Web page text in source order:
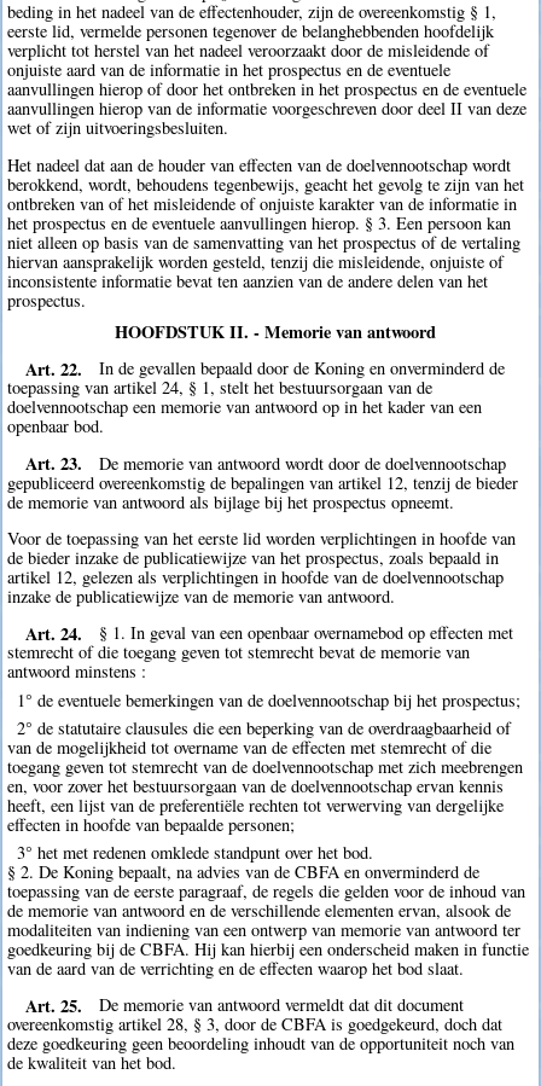
beding in het nadeel van de effectenhouder, zijn de overeenkomstig § 1,
eerste lid, vermelde personen tegenover de belanghebbenden hoofdelijk
verplicht tot herstel van het nadeel veroorzaakt door de misleidende of
onjuiste aard van de informatie in het prospectus en de eventuele
aanvullingen hierop of door het ontbreken in het prospectus en de eventuele
aanvullingen hierop van de informatie voorgeschreven door deel II van deze
wet of zijn uitvoeringsbesluiten.
Het nadeel dat aan de houder van effecten van de doelvennootschap wordt
berokkend, wordt, behoudens tegenbewijs, geacht het gevolg te zijn van het
ontbreken van of het misleidende of onjuiste karakter van de informatie in
het prospectus en de eventuele aanvullingen hierop. § 3. Een persoon kan
niet alleen op basis van de samenvatting van het prospectus of de vertaling
hiervan aansprakelijk worden gesteld, tenzij die misleidende, onjuiste of
inconsistente informatie bevat ten aanzien van de andere delen van het
prospectus.
HOOFDSTUK II. - Memorie van antwoord
Art. 22.
In de gevallen bepaald door de Koning en onverminderd de
toepassing van artikel 24, § 1, stelt het bestuursorgaan van de
doelvennootschap een memorie van antwoord op in het kader van een
openbaar bod.
Art. 23.
De memorie van antwoord wordt door de doelvennootschap
gepubliceerd overeenkomstig de bepalingen van artikel 12, tenzij de bieder
de memorie van antwoord als bijlage bij het prospectus opneemt.
Voor de toepassing van het eerste lid worden verplichtingen in hoofde van
de bieder inzake de publicatiewijze van het prospectus, zoals bepaald in
artikel 12, gelezen als verplichtingen in hoofde van de doelvennootschap
inzake de publicatiewijze van de memorie van antwoord.
Art. 24.
§ 1. In geval van een openbaar overnamebod op effecten met
stemrecht of die toegang geven tot stemrecht bevat de memorie van
antwoord minstens :
1° de eventuele bemerkingen van de doelvennootschap bij het prospectus;
2° de statutaire clausules die een beperking van de overdraagbaarheid of
van de mogelijkheid tot overname van de effecten met stemrecht of die
toegang geven tot stemrecht van de doelvennootschap met zich meebrengen
en, voor zover het bestuursorgaan van de doelvennootschap ervan kennis
heeft, een lijst van de preferentiële rechten tot verwerving van dergelijke
effecten in hoofde van bepaalde personen;
3° het met redenen omklede standpunt over het bod.
§ 2. De Koning bepaalt, na advies van de CBFA en onverminderd de
toepassing van de eerste paragraaf, de regels die gelden voor de inhoud van
de memorie van antwoord en de verschillende elementen ervan, alsook de
modaliteiten van indiening van een ontwerp van memorie van antwoord ter
goedkeuring bij de CBFA. Hij kan hierbij een onderscheid maken in functie
van de aard van de verrichting en de effecten waarop het bod slaat.
Art. 25.
De memorie van antwoord vermeldt dat dit document
overeenkomstig artikel 28, § 3, door de CBFA is goedgekeurd, doch dat
deze goedkeuring geen beoordeling inhoudt van de opportuniteit noch van
de kwaliteit van het bod.